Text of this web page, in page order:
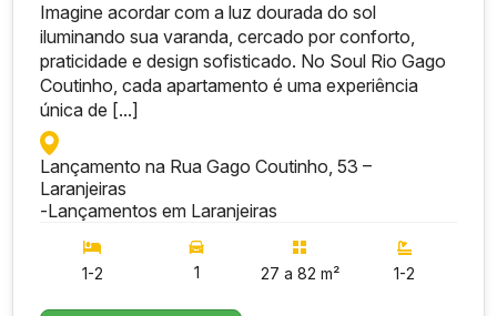
Imagine acordar com a luz dourada do sol
iluminando sua varanda, cercado por conforto,
praticidade e design sofisticado. No Soul Rio Gago
Coutinho, cada apartamento é uma experiência
única de [...]
Lançamento na Rua Gago Coutinho, 53 –
Laranjeiras
-Lançamentos em Laranjeiras
1-2 1 27 a 82 m² 1-2